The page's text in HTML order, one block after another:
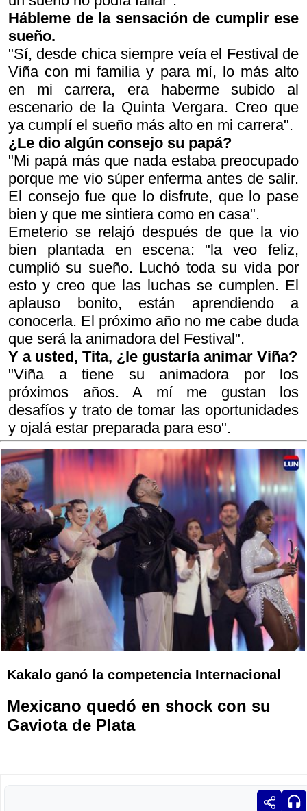
Hábleme de la sensación de cumplir ese
sueño.
"Sí, desde chica siempre veía el Festival de
Viña con mi familia y para mí, lo más alto
en mi carrera, era haberme subido al
escenario de la Quinta Vergara. Creo que
ya cumplí el sueño más alto en mi carrera".
¿Le dio algún consejo su papá?
"Mi papá más que nada estaba preocupado
porque me vio súper enferma antes de salir.
El consejo fue que lo disfrute, que lo pase
bien y que me sintiera como en casa".
Emeterio se relajó después de que la vio
bien plantada en escena: "la veo feliz,
cumplió su sueño. Luchó toda su vida por
esto y creo que las luchas se cumplen. El
aplauso bonito, están aprendiendo a
conocerla. El próximo año no me cabe duda
que será la animadora del Festival".
Y a usted, Tita, ¿le gustaría animar Viña?
"Viña a tiene su animadora por los
próximos años. A mí me gustan los
desafíos y trato de tomar las oportunidades
y ojalá estar preparada para eso".
Kakalo ganó la competencia Internacional
Mexicano quedó en shock con su
Gaviota de Plata